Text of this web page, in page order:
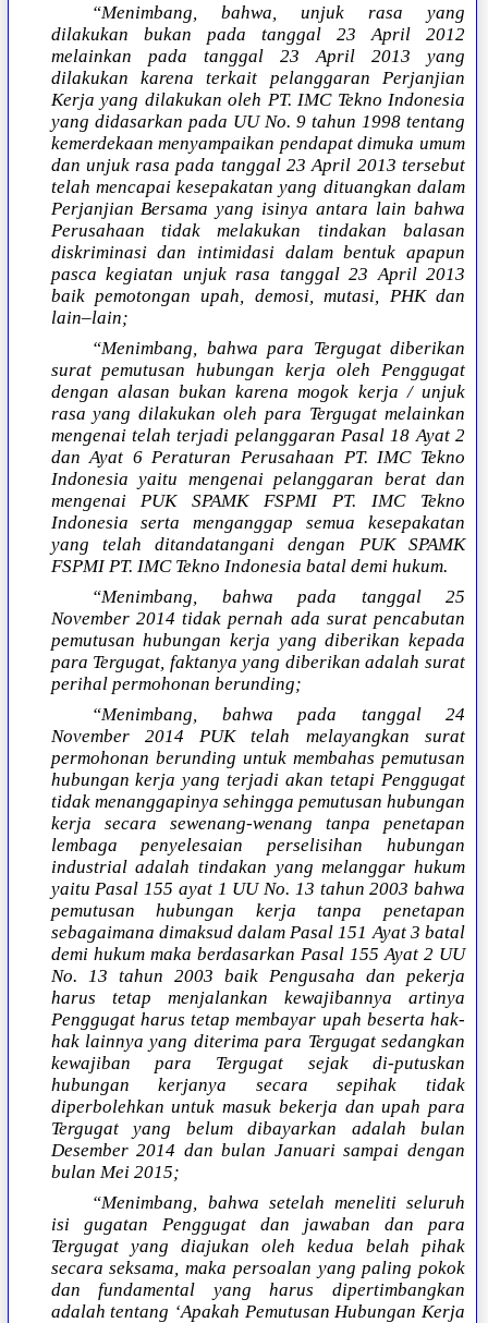
“Menimbang, bahwa, unjuk rasa yang
dilakukan bukan pada tanggal 23 April 2012
melainkan pada tanggal 23 April 2013 yang
dilakukan karena terkait pelanggaran Perjanjian
Kerja yang dilakukan oleh PT. IMC Tekno Indonesia
yang didasarkan pada UU No. 9 tahun 1998 tentang
kemerdekaan menyampaikan pendapat dimuka umum
dan unjuk rasa pada tanggal 23 April 2013 tersebut
telah mencapai kesepakatan yang dituangkan dalam
Perjanjian Bersama yang isinya antara lain bahwa
Perusahaan tidak melakukan tindakan balasan
diskriminasi dan intimidasi dalam bentuk apapun
pasca kegiatan unjuk rasa tanggal 23 April 2013
baik pemotongan upah, demosi, mutasi, PHK dan
lain–lain;
“Menimbang, bahwa para Tergugat diberikan
surat pemutusan hubungan kerja oleh Penggugat
dengan alasan bukan karena mogok kerja / unjuk
rasa yang dilakukan oleh para Tergugat melainkan
mengenai telah terjadi pelanggaran Pasal 18 Ayat 2
dan Ayat 6 Peraturan Perusahaan PT. IMC Tekno
Indonesia yaitu mengenai pelanggaran berat dan
mengenai PUK SPAMK FSPMI PT. IMC Tekno
Indonesia serta menganggap semua kesepakatan
yang telah ditandatangani dengan PUK SPAMK
FSPMI PT. IMC Tekno Indonesia batal demi hukum.
“Menimbang, bahwa pada tanggal 25
November 2014 tidak pernah ada surat pencabutan
pemutusan hubungan kerja yang diberikan kepada
para Tergugat, faktanya yang diberikan adalah surat
perihal permohonan berunding;
“Menimbang, bahwa pada tanggal 24
November 2014 PUK telah melayangkan surat
permohonan berunding untuk membahas pemutusan
hubungan kerja yang terjadi akan tetapi Penggugat
tidak menanggapinya sehingga pemutusan hubungan
kerja secara sewenang-wenang tanpa penetapan
lembaga penyelesaian perselisihan hubungan
industrial adalah tindakan yang melanggar hukum
yaitu Pasal 155 ayat 1 UU No. 13 tahun 2003 bahwa
pemutusan hubungan kerja tanpa penetapan
sebagaimana dimaksud dalam Pasal 151 Ayat 3 batal
demi hukum maka berdasarkan Pasal 155 Ayat 2 UU
No. 13 tahun 2003 baik Pengusaha dan pekerja
harus tetap menjalankan kewajibannya artinya
Penggugat harus tetap membayar upah beserta hak-
hak lainnya yang diterima para Tergugat sedangkan
kewajiban para Tergugat sejak di-putuskan
hubungan kerjanya secara sepihak tidak
diperbolehkan untuk masuk bekerja dan upah para
Tergugat yang belum dibayarkan adalah bulan
Desember 2014 dan bulan Januari sampai dengan
bulan Mei 2015;
“Menimbang, bahwa setelah meneliti seluruh
isi gugatan Penggugat dan jawaban dan para
Tergugat yang diajukan oleh kedua belah pihak
secara seksama, maka persoalan yang paling pokok
dan fundamental yang harus dipertimbangkan
adalah tentang ‘Apakah Pemutusan Hubungan Kerja